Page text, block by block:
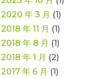
2020 年 3 月 (1)
2018 年 11 月 (1)
2018 年 8 月 (1)
2018 年 1 月 (2)
2017 年 6 月 (1)